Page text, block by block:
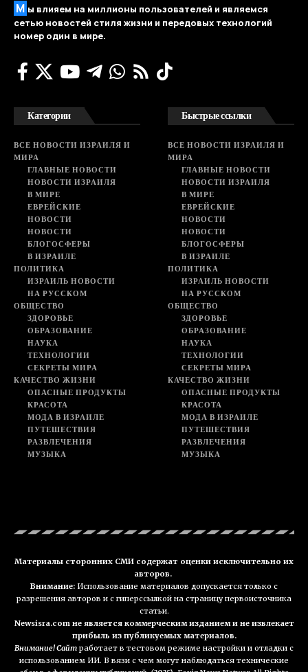
М ы влияем на миллионы пользователей и являемся
сетью новостей стиля жизни и передовых технологий
номер один в мире.
Категории
ВСЕ НОВОСТИ ИЗРАИЛЯ И
МИРА
ГЛАВНЫЕ НОВОСТИ
НОВОСТИ ИЗРАИЛЯ
В МИРЕ
ЕВРЕЙСКИЕ
НОВОСТИ
НОВОСТИ
БЛОГОСФЕРЫ
В ИЗРАИЛЕ
ПОЛИТИКА
ИЗРАИЛЬ НОВОСТИ
НА РУССКОМ
ОБЩЕСТВО
ЗДОРОВЬЕ
ОБРАЗОВАНИЕ
НАУКА
ТЕХНОЛОГИИ
СЕКРЕТЫ МИРА
КАЧЕСТВО ЖИЗНИ
ОПАСНЫЕ ПРОДУКТЫ
КРАСОТА
МОДА В ИЗРАИЛЕ
ПУТЕШЕСТВИЯ
РАЗВЛЕЧЕНИЯ
МУЗЫКА
Быстрые ссылки
ВСЕ НОВОСТИ ИЗРАИЛЯ И
МИРА
ГЛАВНЫЕ НОВОСТИ
НОВОСТИ ИЗРАИЛЯ
В МИРЕ
ЕВРЕЙСКИЕ
НОВОСТИ
НОВОСТИ
БЛОГОСФЕРЫ
В ИЗРАИЛЕ
ПОЛИТИКА
ИЗРАИЛЬ НОВОСТИ
НА РУССКОМ
ОБЩЕСТВО
ЗДОРОВЬЕ
ОБРАЗОВАНИЕ
НАУКА
ТЕХНОЛОГИИ
СЕКРЕТЫ МИРА
КАЧЕСТВО ЖИЗНИ
ОПАСНЫЕ ПРОДУКТЫ
КРАСОТА
МОДА В ИЗРАИЛЕ
ПУТЕШЕСТВИЯ
РАЗВЛЕЧЕНИЯ
МУЗЫКА
Материалы сторонних СМИ содержат оценки исключительно их
авторов.
Внимание: Использование материалов допускается только с
разрешения авторов и с гиперссылкой на страницу первоисточника
статьи.
Newsisra.com не является коммерческим изданием и не извлекает
прибыль из публикуемых материалов.
Внимание! Сайт работает в тестовом режиме настройки и отладки с
использованием ИИ. В вязи с чем могут наблюдаться технические